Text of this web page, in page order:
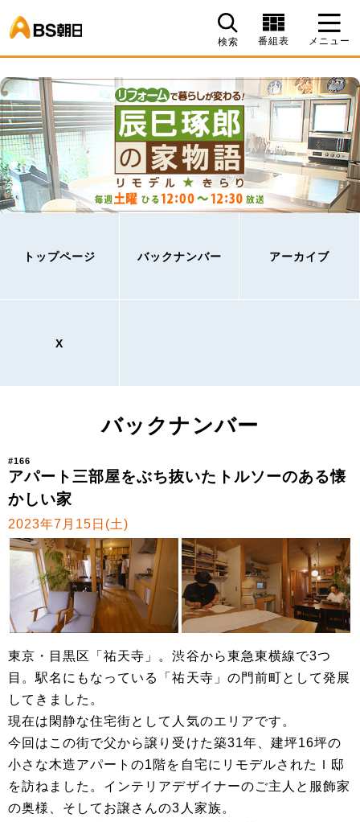
検索 番組表 メニュー
トップページ バックナンバー アーカイブ
X
バックナンバー
#166
アパート三部屋をぶち抜いたトルソーのある懐
かしい家
2023年7月15日(土)
東京・目黒区「祐天寺」。渋谷から東急東横線で3つ
目。駅名にもなっている「祐天寺」の門前町として発展
してきました。
現在は閑静な住宅街として人気のエリアです。
今回はこの街で父から譲り受けた築31年、建坪16坪の
小さな木造アパートの1階を自宅にリモデルされたＩ邸
を訪ねました。インテリアデザイナーのご主人と服飾家
の奥様、そしてお譲さんの3人家族。